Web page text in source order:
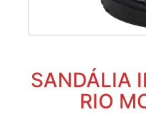
SANDÁLIA
RIO